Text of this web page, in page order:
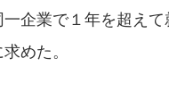
企業で１年を超え
めた。